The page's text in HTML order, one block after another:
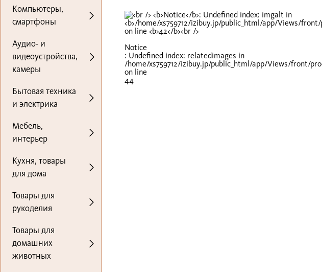
Компьютеры,
смартфоны
Аудио- и
видеоустройства,
камеры
Бытовая техника
и электрика
Мебель,
интерьер
Кухня, товары
для дома
Товары для
рукоделия
Товары для
домашних
животных
Notice
: Undefined index: relatedimages in
/home/xs759712/izibuy.jp/public_html/app/Views/front/
on line
44